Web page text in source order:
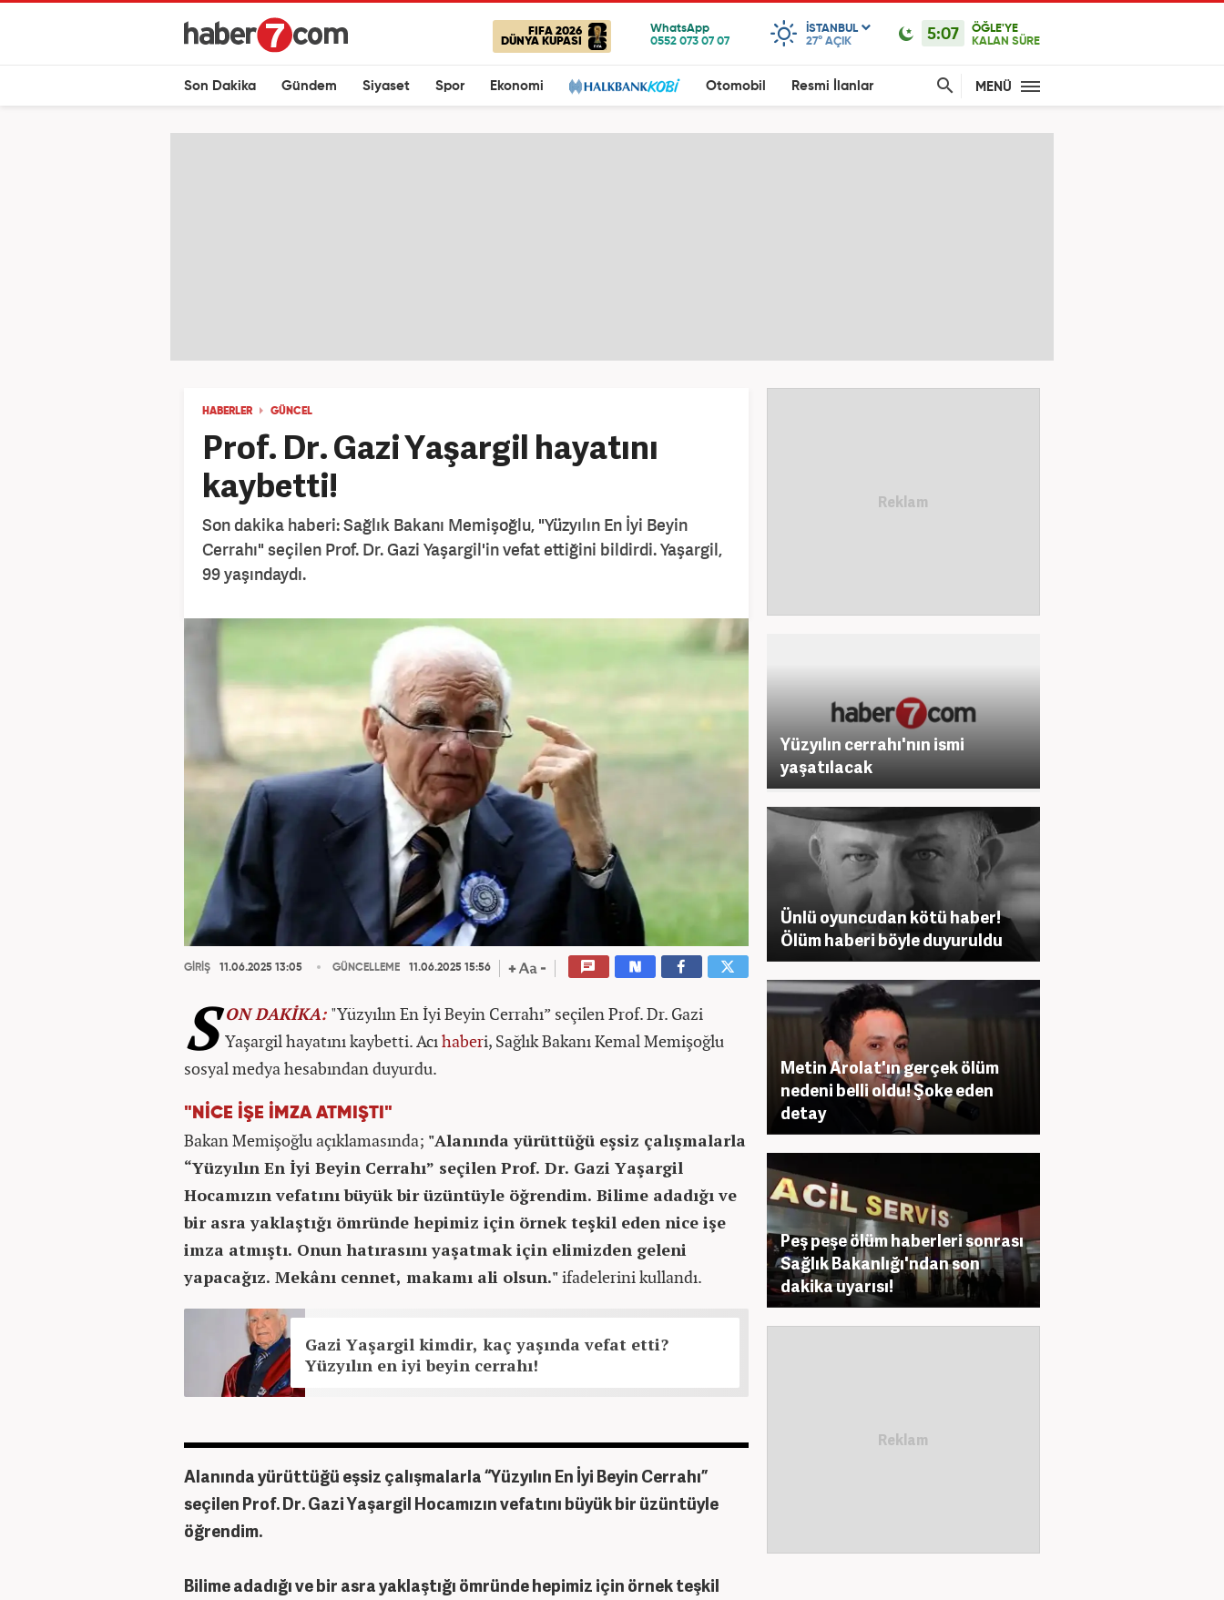
FIFA 2026
DÜNYA KUPASI
ISTANBUL
27° AÇIK 5:07
ÖĞLE'YE
KALAN SÜRE
Son Dakika Gündem Siyaset Spor Ekonomi Otomobil Resmi İlanlar MENÜ
HABERLER GÜNCEL
Prof. Dr. Gazi Yaşargil hayatını
kaybetti!
Son dakika haberi: Sağlık Bakanı Memişoğlu, "Yüzyılın En İyi Beyin
Cerrahı" seçilen Prof. Dr. Gazi Yaşargil'in vefat ettiğini bildirdi. Yaşargil,
99 yaşındaydı.
GİRİŞ 11.06.2025 13:05 GÜNCELLEME 11.06.2025 15:56
S ON DAKİKA: "Yüzyılın En İyi Beyin Cerrahı” seçilen Prof. Dr. Gazi
Yaşargil hayatını kaybetti. Acıhaberi, Sağlık Bakanı Kemal Memişoğlu
sosyal medya hesabından duyurdu.
"NİCE İŞE İMZA ATMIŞTI"
Bakan Memişoğlu açıklamasında; "Alanında yürüttüğü eşsiz çalışmalarla
“Yüzyılın En İyi Beyin Cerrahı” seçilen Prof. Dr. Gazi Yaşargil
Hocamızın vefatını büyük bir üzüntüyle öğrendim. Bilime adadığı ve
bir asra yaklaştığı ömründe hepimiz için örnek teşkil eden nice işe
imza atmıştı. Onun hatırasını yaşatmak için elimizden geleni
yapacağız. Mekânı cennet, makamı ali olsun."ifadelerini kullandı.
Gazi Yaşargil kimdir, kaç yaşında vefat etti?
Yüzyılın en iyi beyin cerrahı!
Alanında yürüttüğü eşsiz çalışmalarla “Yüzyılın En İyi Beyin Cerrahı”
seçilen Prof. Dr. Gazi Yaşargil Hocamızın vefatını büyük bir üzüntüyle
öğrendim.
Bilime adadığı ve bir asra yaklaştığı ömründe hepimiz için örnek teşkil
Yüzyılın cerrahı'nın ismi
yaşatılacak
Ünlü oyuncudan kötü haber!
Ölüm haberi böyle duyuruldu
Metin Arolat'ın gerçek ölüm
nedeni belli oldu! Şoke eden
detay
Peş peşe ölüm haberleri sonrası
Sağlık Bakanlığı'ndan son
dakika uyarısı!